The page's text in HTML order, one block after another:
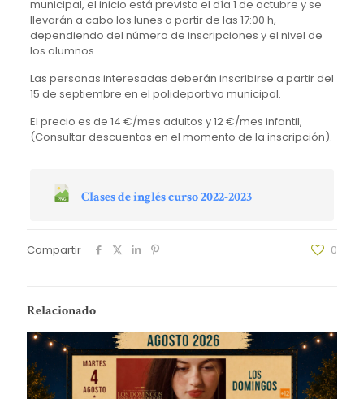
municipal, el inicio está previsto el día 1 de octubre y se
llevarán a cabo los lunes a partir de las 17:00 h,
dependiendo del número de inscripciones y el nivel de
los alumnos.
Las personas interesadas deberán inscribirse a partir del
15 de septiembre en el polideportivo municipal.
El precio es de 14 €/mes adultos y 12 €/mes infantil,
(Consultar descuentos en el momento de la inscripción).
Clases de inglés curso 2022-2023
Compartir 0
Relacionado